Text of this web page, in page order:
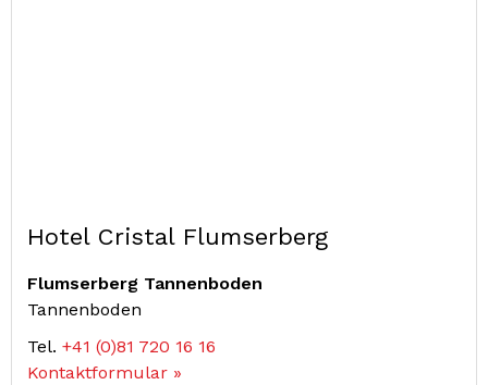
Hotel Cristal Flumserberg
Flumserberg Tannenboden
Tannenboden
Tel. +41 (0)81 720 16 16
Kontaktformular »